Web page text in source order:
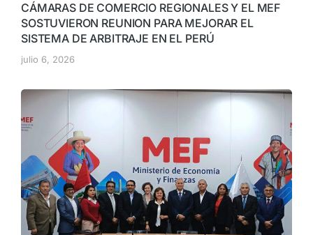
CÁMARAS DE COMERCIO REGIONALES Y EL MEF
SOSTUVIERON REUNION PARA MEJORAR EL
SISTEMA DE ARBITRAJE EN EL PERÚ
julio 6, 2026